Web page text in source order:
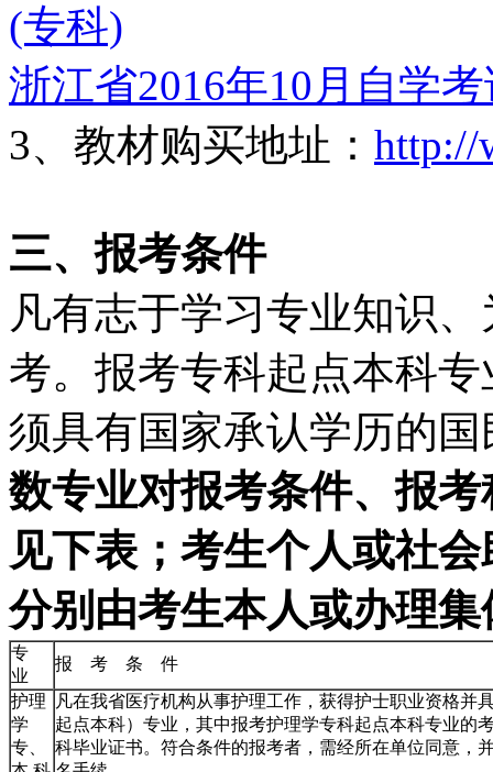
(专科)
浙江省2016年10月自学
3、教材购买地址： http://
三、报考条件
凡有志于学习专业知识
考。报考专科起点本科
须具有国家承认学历的
数专业对报考条件、报
见下表；考生个人或社
分别由考生本人或办理
专
业
报 考 条 件
护理
学
专、
凡在我省医疗机构从事护理工作，获得护士职业资格并
起点本科）专业，其中报考护理学专科起点本科专业的
科毕业证书。符合条件的报考者，需经所在单位同意，